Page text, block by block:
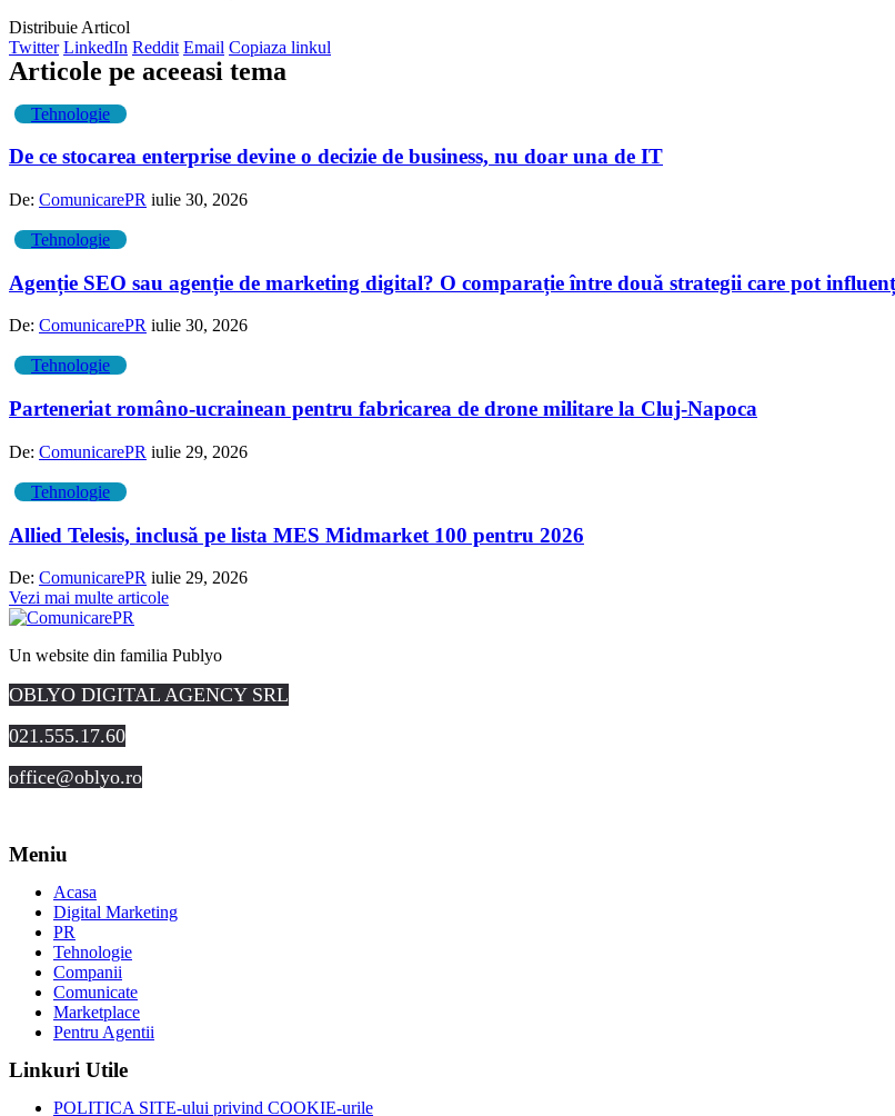
Distribuie Articol
Twitter LinkedIn Reddit Email Copiaza linkul
Articole pe aceeasi tema
Tehnologie
De ce stocarea enterprise devine o decizie de business, nu doar una de IT
De: ComunicarePR iulie 30, 2026
Tehnologie
Agenție SEO sau agenție de marketing digital? O comparație între două strategii care pot
De: ComunicarePR iulie 30, 2026
Tehnologie
Parteneriat româno-ucrainean pentru fabricarea de drone militare la Cluj-Napoca
De: ComunicarePR iulie 29, 2026
Tehnologie
Allied Telesis, inclusă pe lista MES Midmarket 100 pentru 2026
De: ComunicarePR iulie 29, 2026
Vezi mai multe articole
Un website din familia Publyo
OBLYO DIGITAL AGENCY SRL
021.555.17.60
office@oblyo.ro
Meniu
Acasa
Digital Marketing
PR
Tehnologie
Companii
Comunicate
Marketplace
Pentru Agentii
Linkuri Utile
POLITICA SITE-ului privind COOKIE-urile